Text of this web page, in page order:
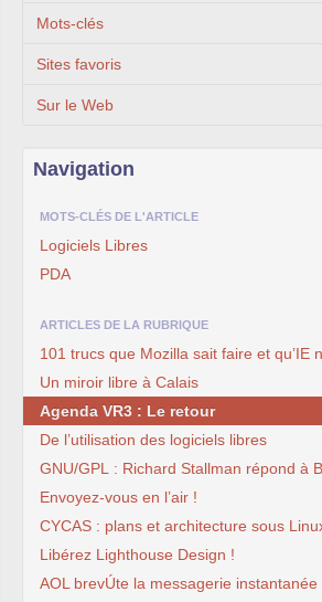
Mots-clés
Sites favoris
Sur le Web
Navigation
MOTS-CLÉS DE L'ARTICLE
Logiciels Libres
PDA
ARTICLES DE LA RUBRIQUE
101 trucs que Mozilla sait faire et qu’IE
Un miroir libre à Calais
Agenda VR3 : Le retour
De l’utilisation des logiciels libres
GNU/GPL : Richard Stallman répond à
Envoyez-vous en l’air !
CYCAS : plans et architecture sous
Libérez Lighthouse Design !
AOL brevÚte la messagerie instantanée